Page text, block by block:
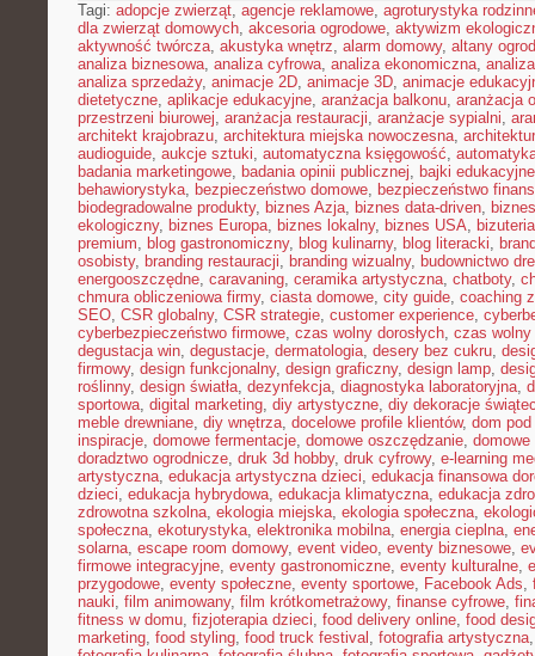
Tagi: adopcje zwierząt, agencje reklamowe, agroturystyka
dla zwierząt domowych, akcesoria ogrodowe, aktywizm
aktywność twórcza, akustyka wnętrz, alarm domowy, altany
analiza biznesowa, analiza cyfrowa, analiza ekonomiczna,
analiza sprzedaży, animacje 2D, animacje 3D, animacje
dietetyczne, aplikacje edukacyjne, aranżacja balkonu, aranżacja
przestrzeni biurowej, aranżacja restauracji, aranżacje sypialni,
architekt krajobrazu, architektura miejska nowoczesna,
audioguide, aukcje sztuki, automatyczna księgowość,
badania marketingowe, badania opinii publicznej, bajki edukacyjne
behawiorystyka, bezpieczeństwo domowe, bezpieczeństwo
biodegradowalne produkty, biznes Azja, biznes data-driven,
ekologiczny, biznes Europa, biznes lokalny, biznes USA,
premium, blog gastronomiczny, blog kulinarny, blog literacki,
osobisty, branding restauracji, branding wizualny, budownictwo
energooszczędne, caravaning, ceramika artystyczna, chatboty,
chmura obliczeniowa firmy, ciasta domowe, city guide, coaching
SEO, CSR globalny, CSR strategie, customer experience,
cyberbezpieczeństwo firmowe, czas wolny dorosłych, czas
degustacja win, degustacje, dermatologia, desery bez cukru,
firmowy, design funkcjonalny, design graficzny, design lamp,
roślinny, design światła, dezynfekcja, diagnostyka laboratoryjna,
sportowa, digital marketing, diy artystyczne, diy dekoracje
meble drewniane, diy wnętrza, docelowe profile klientów, dom
inspiracje, domowe fermentacje, domowe oszczędzanie, domowe
doradztwo ogrodnicze, druk 3d hobby, druk cyfrowy, e-learning
artystyczna, edukacja artystyczna dzieci, edukacja finansowa
dzieci, edukacja hybrydowa, edukacja klimatyczna, edukacja
zdrowotna szkolna, ekologia miejska, ekologia społeczna,
społeczna, ekoturystyka, elektronika mobilna, energia cieplna,
solarna, escape room domowy, event video, eventy biznesowe,
firmowe integracyjne, eventy gastronomiczne, eventy kulturalne,
przygodowe, eventy społeczne, eventy sportowe, Facebook Ads,
nauki, film animowany, film krótkometrażowy, finanse cyfrowe,
fitness w domu, fizjoterapia dzieci, food delivery online, food
marketing, food styling, food truck festival , fotografia artystyczna